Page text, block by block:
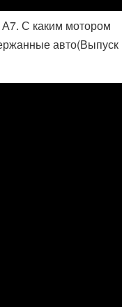
С каким мотором
авто(Выпуск